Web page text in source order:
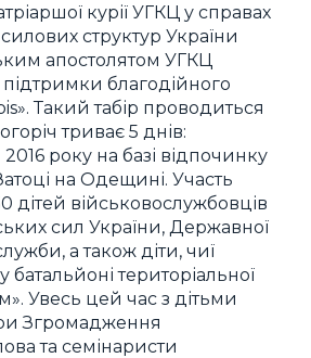
курії УГКЦ у справах
структур України
апостолятом УГКЦ
підтримки благодійного
Такий табір проводиться
триває 5 днів:
року на базі відпочинку
на Одещині. Участь
дітей військовослужбовців
сил України, Державної
а також діти, чиї
батальйоні територіальної
Увесь цей час з дітьми
Згромадження
та семінаристи